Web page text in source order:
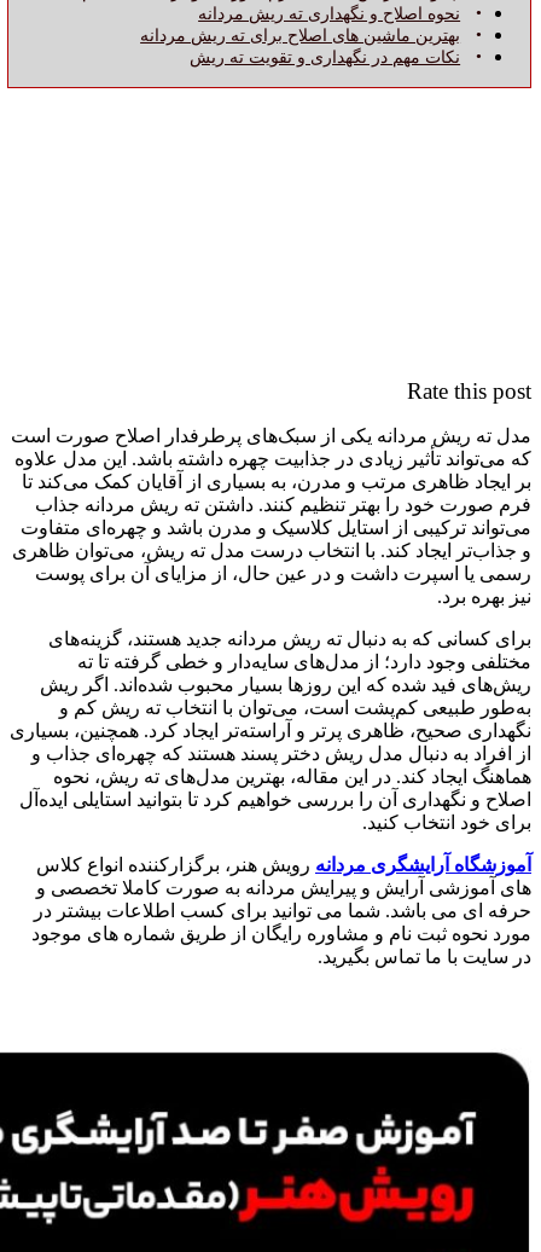
نحوه اصلاح و نگهداری ته ریش مردانه
بهترین ماشین‌ های اصلاح برای ته ریش مردانه
نکات مهم در نگهداری و تقویت ته ریش
Rate this post
مدل ته ریش مردانه یکی از سبک‌های پرطرفدار اصلاح صورت است
که می‌تواند تأثیر زیادی در جذابیت چهره داشته باشد. این مدل علاوه
بر ایجاد ظاهری مرتب و مدرن، به بسیاری از آقایان کمک می‌کند تا
فرم صورت خود را بهتر تنظیم کنند. داشتن ته ریش مردانه جذاب
می‌تواند ترکیبی از استایل کلاسیک و مدرن باشد و چهره‌ای متفاوت
و جذاب‌تر ایجاد کند. با انتخاب درست مدل ته ریش، می‌توان ظاهری
رسمی یا اسپرت داشت و در عین حال، از مزایای آن برای پوست
نیز بهره برد.
برای کسانی که به دنبال ته ریش مردانه جدید هستند، گزینه‌های
مختلفی وجود دارد؛ از مدل‌های سایه‌دار و خطی گرفته تا ته
ریش‌های فید شده که این روزها بسیار محبوب شده‌اند. اگر ریش
به‌طور طبیعی کم‌پشت است، می‌توان با انتخاب ته ریش کم و
نگهداری صحیح، ظاهری پرتر و آراسته‌تر ایجاد کرد. همچنین، بسیاری
از افراد به دنبال مدل ریش دختر پسند هستند که چهره‌ای جذاب و
هماهنگ ایجاد کند. در این مقاله، بهترین مدل‌های ته ریش، نحوه
اصلاح و نگهداری آن را بررسی خواهیم کرد تا بتوانید استایلی ایده‌آل
برای خود انتخاب کنید.
آموزشگاه آرایشگری مردانه رویش هنر، برگزارکننده انواع کلاس
های آموزشی آرایش و پیرایش مردانه به صورت کاملا تخصصی و
حرفه ای می باشد. شما می توانید برای کسب اطلاعات بیشتر در
مورد نحوه ثبت نام و مشاوره رایگان از طریق شماره های موجود
در سایت با ما تماس بگیرید.